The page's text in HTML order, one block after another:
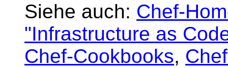
Siehe auch: Chef-
"Infrastructure as
Chef-Cookbooks,